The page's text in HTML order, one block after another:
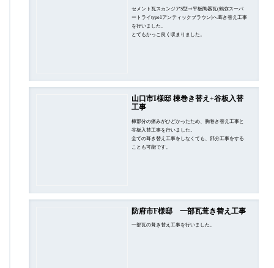
セメント瓦スカンジアS型⇒平板陶器瓦(鶴弥スーパ
ートライtype1アンティックブラウン)へ葺き替え工事
を行いました。
とてもかっこ良く収まりました。
山口市I様邸 棟巻き替え+谷板入替
工事
棟部分の痛みがひどかったため、胸巻き替え工事と
谷板入替工事を行いました。
全ての葺き替え工事をしなくても、部分工事をする
ことも可能です。
防府市F様邸 一部瓦葺き替え工事
一部瓦の葺き替え工事を行いました。